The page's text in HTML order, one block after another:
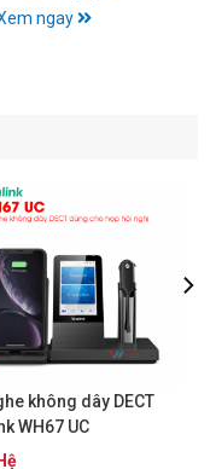
ngay
không dây DECT
WH67 UC